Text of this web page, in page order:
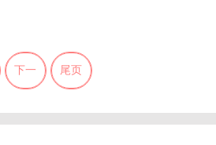
下一 尾页